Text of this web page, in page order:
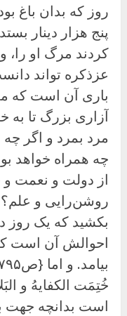
روز که بدان باغ
پنج هزار دینار
کردند مرگ او را،
عزذکره تواند
باری آن است که
آزاری بزرگ تا
مرد بمرد و اگر چه
چه همراه خواهد
از دولت و نعمت و
روشن‌رایی و
بکشید که یک روز
احوالش آن است
خُتِمَت الکفایهُ و
است بدانچه جهت